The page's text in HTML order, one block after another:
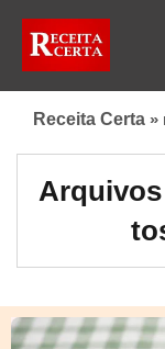
Receita Certa »